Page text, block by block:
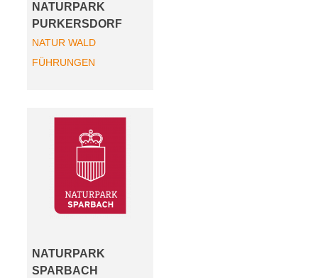
NATURPARK
PURKERSDORF
NATUR WALD
FÜHRUNGEN
NATURPARK
SPARBACH